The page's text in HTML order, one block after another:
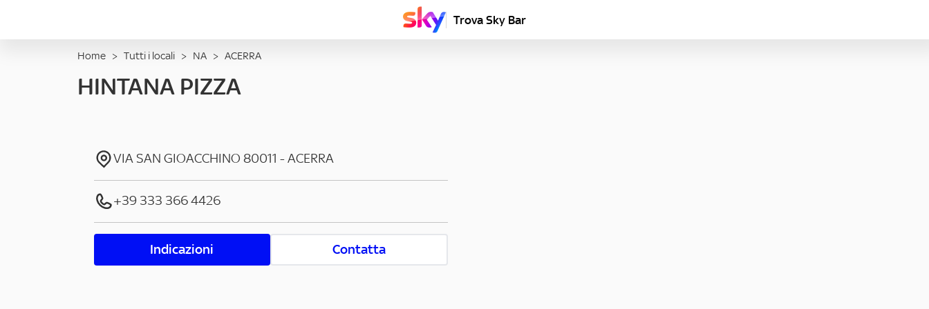
Trova Sky Bar
Home > Tutti i locali > NA > ACERRA
HINTANA PIZZA
VIA SAN GIOACCHINO 80011 -ACERRA
+39 333 366 4426
Indicazioni Contatta